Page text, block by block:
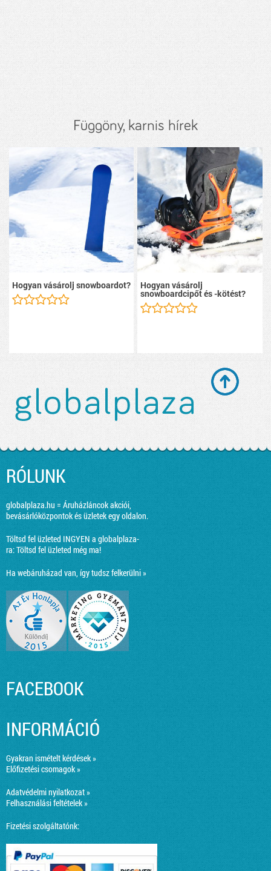
Függöny, karnis hírek
Hogyan vásárolj snowboardot? Hogyan vásárolj
snowboardcipőt és -kötést?
RÓLUNK
globalplaza.hu = Áruházláncok akciói,
bevásárlóközpontok és üzletek egy oldalon.
Töltsd fel üzleted INGYEN a globalplaza-
ra:Töltsd fel üzleted még ma!
Ha webáruházad van, így tudsz felkerülni »
FACEBOOK
INFORMÁCIÓ
Gyakran ismételt kérdések »
Előfizetési csomagok »
Adatvédelmi nyilatkozat »
Felhasználási feltételek »
Fizetési szolgáltatónk: